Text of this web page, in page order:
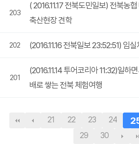
203
( 2016.11.17 전북도민일보) 전북농
축산현장 견학
202 (2016.11.16 전북일보 23:52:51) 임
201
(2016.11.14 투어코리아 11:32)일하
배로 쌓는 전북 체험여행
21 22 23 24
29
30